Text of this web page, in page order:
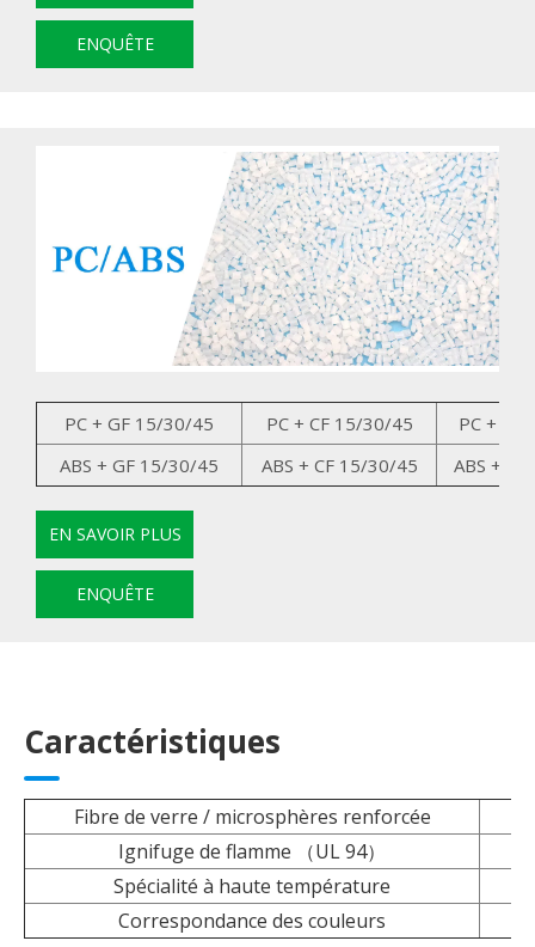
ENQUÊTE
PC + GF 15/30/45 PC + CF 15/30/45
PC +
ABS + GF 15/30/45
ABS + CF 15/30/45 ABS +
EN SAVOIR PLUS
ENQUÊTE
Caractéristiques
Fibre de verre / microsphères renforcée
Ignifuge de flamme （UL 94）
Spécialité à haute température
Correspondance des couleurs